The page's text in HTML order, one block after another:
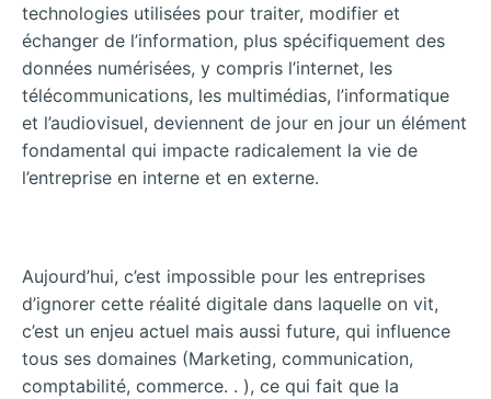
technologies utilisées pour traiter, modifier et
échanger de l’information, plus spécifiquement des
données numérisées, y compris l’internet, les
télécommunications, les multimédias, l’informatique
et l’audiovisuel, deviennent de jour en jour un élément
fondamental qui impacte radicalement la vie de
l’entreprise en interne et en externe.
Aujourd’hui, c’est impossible pour les entreprises
d’ignorer cette réalité digitale dans laquelle on vit,
c’est un enjeu actuel mais aussi future, qui influence
tous ses domaines (Marketing, communication,
comptabilité, commerce. . ), ce qui fait que la